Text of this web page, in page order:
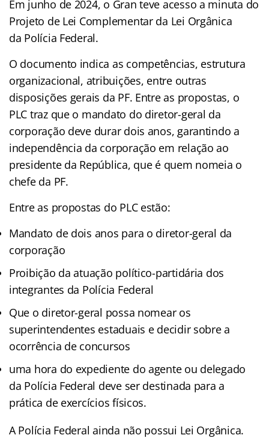
Em junho de 2024, o Gran teve acesso a minuta do
Projeto de Lei Complementar da Lei Orgânica
da Polícia Federal.
O documento indica as competências, estrutura
organizacional, atribuições, entre outras
disposições gerais da PF. Entre as propostas, o
PLC traz que o mandato do diretor-geral da
corporação deve durar dois anos, garantindo a
independência da corporação em relação ao
presidente da República, que é quem nomeia o
chefe da PF.
Entre as propostas do PLC estão:
Mandato de dois anos para o diretor-geral da
corporação
Proibição da atuação político-partidária dos
integrantes da Polícia Federal
Que o diretor-geral possa nomear os
superintendentes estaduais e decidir sobre a
ocorrência de concursos
uma hora do expediente do agente ou delegado
da Polícia Federal deve ser destinada para a
prática de exercícios físicos.
A Polícia Federal ainda não possui Lei Orgânica.